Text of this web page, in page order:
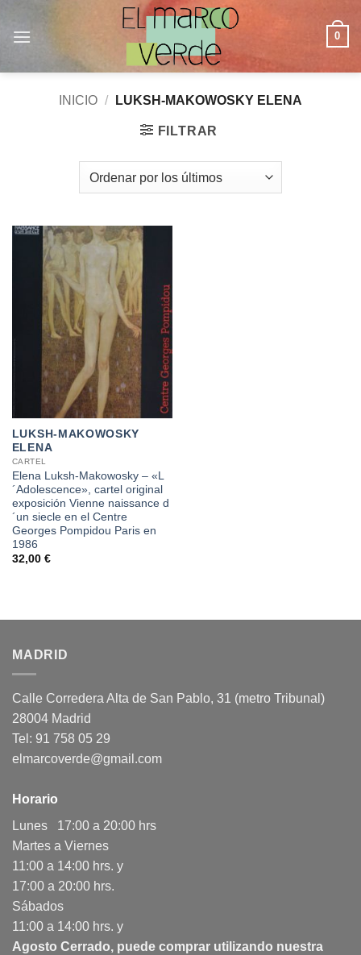
0
INICIO / LUKSH-MAKOWOSKY ELENA
FILTRAR
LUKSH-MAKOWOSKY
ELENA
CARTEL
Elena Luksh-Makowosky – «L
´Adolescence», cartel original
exposición Vienne naissance d
´un siecle en el Centre
Georges Pompidou Paris en
1986
32,00 €
MADRID
Calle Corredera Alta de San Pablo, 31 (metro Tribunal)
28004 Madrid
Tel: 91 758 05 29
elmarcoverde@gmail.com
Horario
Lunes 17:00 a 20:00 hrs
Martes a Viernes
11:00 a 14:00 hrs. y
17:00 a 20:00 hrs.
Sábados
11:00 a 14:00 hrs. y
Agosto Cerrado, puede comprar utilizando nuestra